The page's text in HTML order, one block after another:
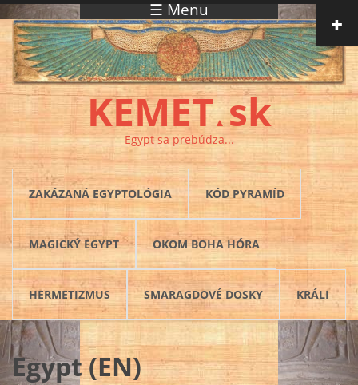
Skočiť na hlavný obsah ☰ Menu
KEMET▲ sk
Egypt sa prebúdza...
ZAKÁZANÁ EGYPTOLÓGIA KÓD PYRAMÍD
MAGICKÝ EGYPT OKOM BOHA HÓRA
HERMETIZMUS SMARAGDOVÉ DOSKY KRÁLI
Egypt (EN)